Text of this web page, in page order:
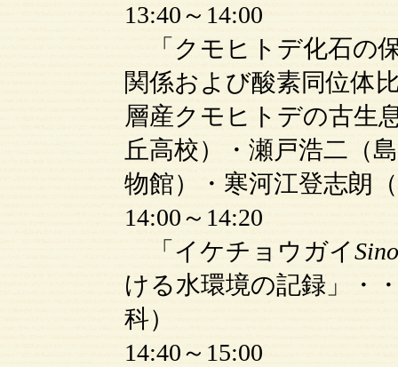
13:40～14:00
「クモヒトデ化石の
関係および酸素同位体
層産クモヒトデの古生
丘高校）・瀬戸浩二（
物館）・寒河江登志朗
14:00～14:20
「イケチョウガイ
ける水環境の記録」・
科）
14:40～15:00